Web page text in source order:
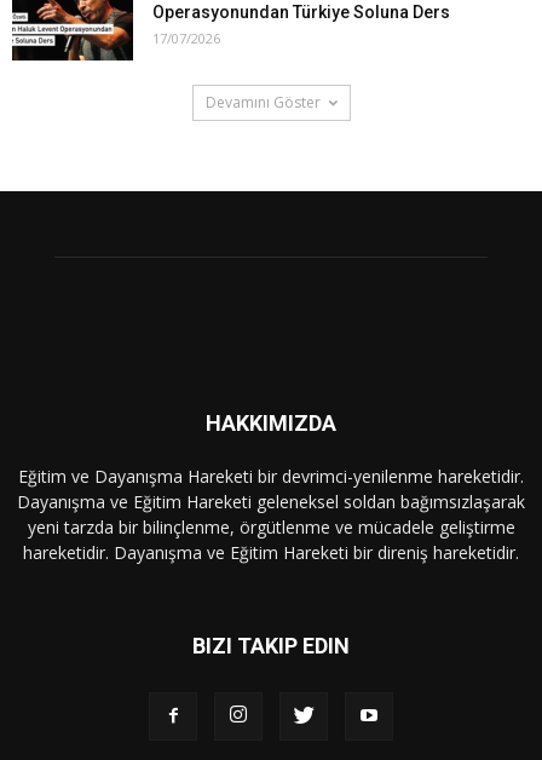
Operasyonundan Türkiye Soluna Ders
17/07/2026
Devamını Göster
HAKKIMIZDA
Eğitim ve Dayanışma Hareketi bir devrimci-yenilenme hareketidir.
Dayanışma ve Eğitim Hareketi geleneksel soldan bağımsızlaşarak
yeni tarzda bir bilinçlenme, örgütlenme ve mücadele geliştirme
hareketidir. Dayanışma ve Eğitim Hareketi bir direniş hareketidir.
BIZI TAKIP EDIN